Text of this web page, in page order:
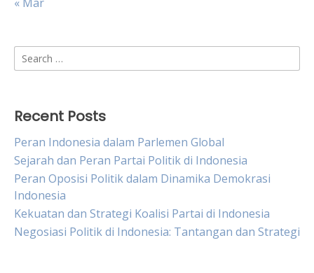
Search
for:
Recent Posts
Peran Indonesia dalam Parlemen Global
Sejarah dan Peran Partai Politik di Indonesia
Peran Oposisi Politik dalam Dinamika Demokrasi
Indonesia
Kekuatan dan Strategi Koalisi Partai di Indonesia
Negosiasi Politik di Indonesia: Tantangan dan Strategi